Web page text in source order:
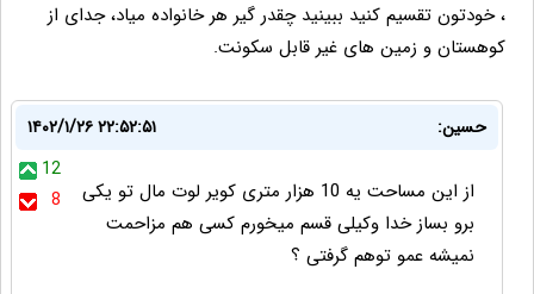
، خودتون تقسیم کنید ببینید چقدر گیر هر خانواده میاد، جدای از
کوهستان و زمین های غیر قابل سکونت.
حسین:
۱۴۰۲/۱/۲۶ ۲۲:۵۲:۵۱
12
8
از این مساحت یه 10 هزار متری کویر لوت مال تو یکی
برو بساز خدا وکیلی قسم میخورم کسی هم مزاحمت
نمیشه عمو توهم گرفتی ؟